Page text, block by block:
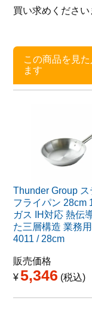
買い求めください
この商品を見
ます
Thunder Group ス
フライパン 28cm
ガス IH対応 熱伝
た三層構造 業務
4011 / 28cm
販売価格
¥5,346 税込